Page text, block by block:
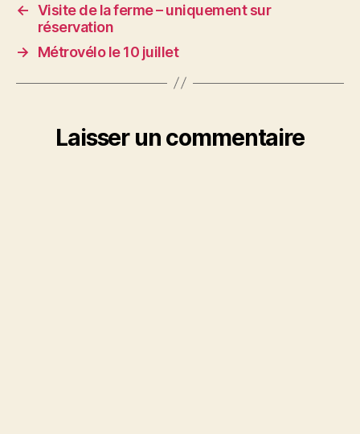
← Visite de la ferme – uniquement sur
réservation
→
Métrovélo le 10 juillet
Laisser un commentaire